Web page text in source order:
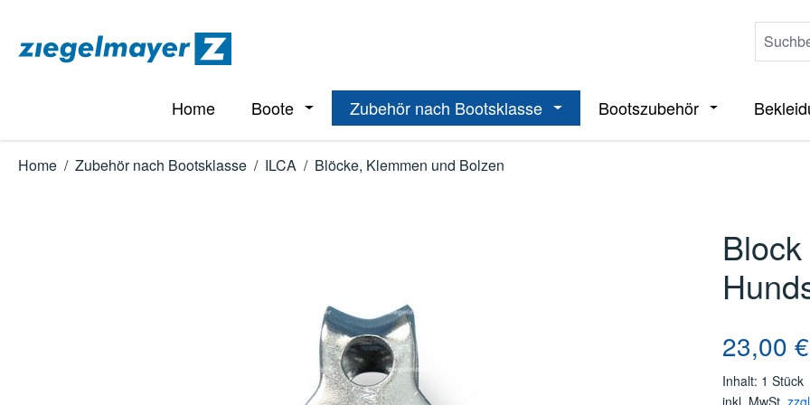
Home Boote Öffne oder Schließe das Dropdown der Kategorie Boote
Zubehör nach Bootsklasse Öffne oder Schließe das Dropdown
Bootszubehör Öffne oder
Home / Zubehör nach Bootsklasse / ILCA / Blöcke, Klemmen und Bolzen
Regulärer
23,00 €
Inhalt: 1 Stück
inkl. MwSt.